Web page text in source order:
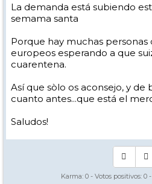
La demanda está subiendo
semama santa
Porque hay muchas personas
europeos esperando a que
cuarentena.
Así que sòlo os aconsejo, y de
cuanto antes...que está el
Saludos!
Karma: 0 - Votos positivos: 0